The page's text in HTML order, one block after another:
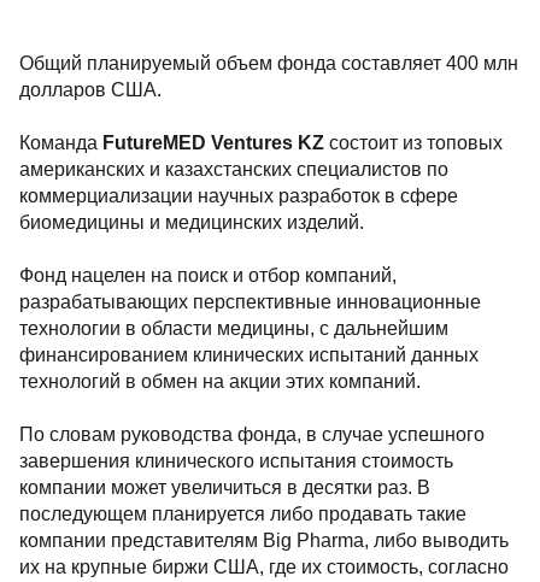
Общий планируемый объем фонда составляет 400 млн
долларов США.
Команда FutureMED Ventures KZ состоит из топовых
американских и казахстанских специалистов по
коммерциализации научных разработок в сфере
биомедицины и медицинских изделий.
Фонд нацелен на поиск и отбор компаний,
разрабатывающих перспективные инновационные
технологии в области медицины, с дальнейшим
финансированием клинических испытаний данных
технологий в обмен на акции этих компаний.
По словам руководства фонда, в случае успешного
завершения клинического испытания стоимость
компании может увеличиться в десятки раз. В
последующем планируется либо продавать такие
компании представителям Big Pharma, либо выводить
их на крупные биржи США, где их стоимость, согласно